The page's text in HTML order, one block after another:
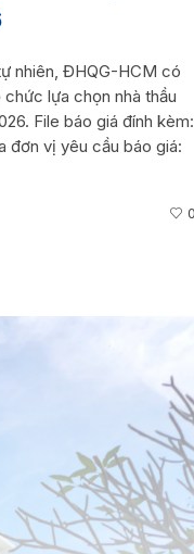
nhiên, ĐHQG-HCM có
lựa chọn nhà thầu
File báo giá đính kèm:
đơn vị yêu cầu báo giá: